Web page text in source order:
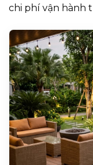
chi phí vận hành